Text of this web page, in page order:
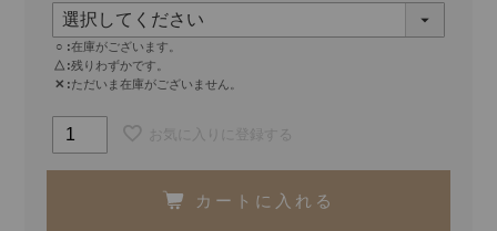
○
在庫がございます。
△ 残りわずかです。
✕
ただいま在庫がございません。
お気に入りに登録する
カートに入れる